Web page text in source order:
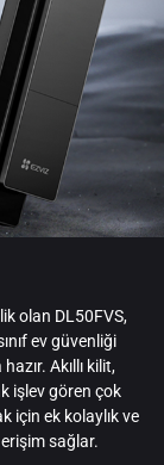
olan DL50FVS,
ev güvenliği
Akıllı kilit,
işlev gören çok
için ek kolaylık ve
sağlar.